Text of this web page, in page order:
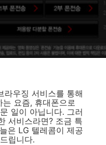
라우징 서비스를 통해
요즘, 휴대폰으로
일이 아닙니다. 그러
서비스라면? 조금 특
은 LG 텔레콤이 제공
립니다.